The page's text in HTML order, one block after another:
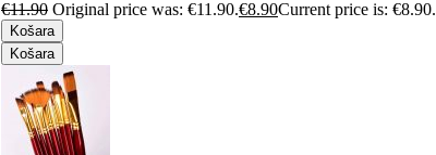
€11.90 Original price was: €11.90.€8.90Current price is: €8.90.
Košara
Košara